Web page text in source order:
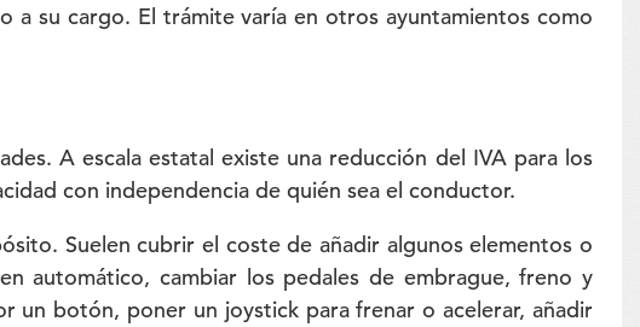
a su cargo. El trámite varía en otros ayuntamientos como
A escala estatal existe una reducción del IVA para los
con independencia de quién sea el conductor.
Suelen cubrir el coste de añadir algunos elementos o
automático, cambiar los pedales de embrague, freno y
un botón, poner un joystick para frenar o acelerar, añadir